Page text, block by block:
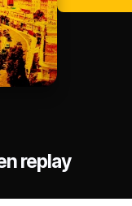
replay